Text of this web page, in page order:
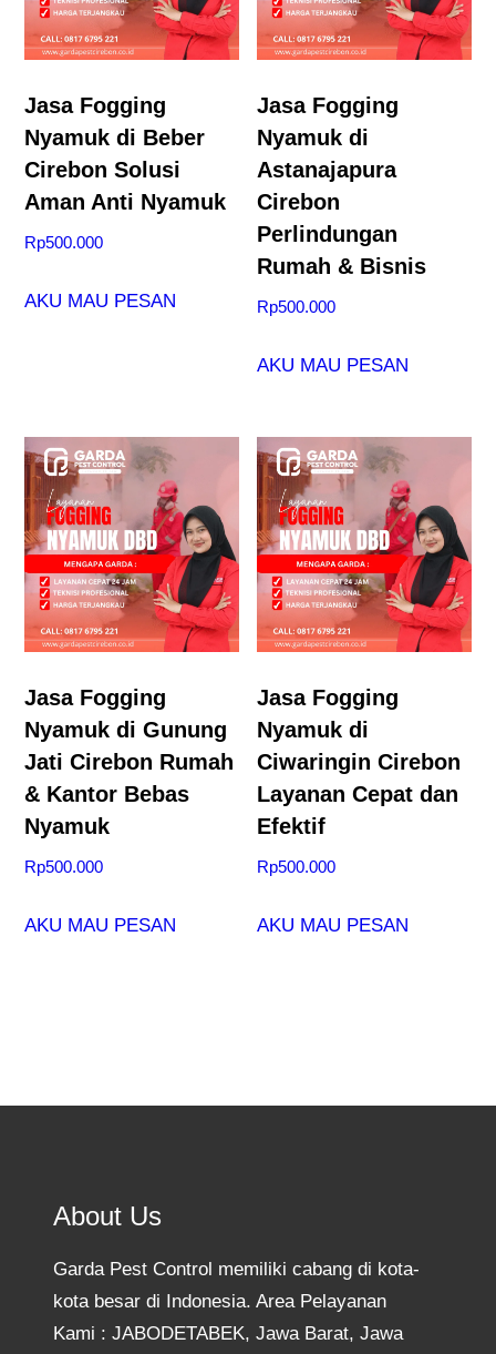
Jasa Fogging
Nyamuk di Beber
Cirebon Solusi
Aman Anti Nyamuk
Rp500.000
AKU MAU PESAN
Jasa Fogging
Nyamuk di
Astanajapura
Cirebon
Perlindungan
Rumah & Bisnis
Rp500.000
AKU MAU PESAN
Jasa Fogging
Nyamuk di Gunung
Jati Cirebon Rumah
& Kantor Bebas
Nyamuk
Rp500.000
AKU MAU PESAN
Jasa Fogging
Nyamuk di
Ciwaringin Cirebon
Layanan Cepat dan
Efektif
Rp500.000
AKU MAU PESAN
About Us
Garda Pest Control memiliki cabang di kota-
kota besar di Indonesia. Area Pelayanan
Kami : JABODETABEK, Jawa Barat, Jawa